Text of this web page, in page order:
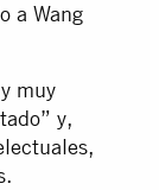
a Wang
muy
y,